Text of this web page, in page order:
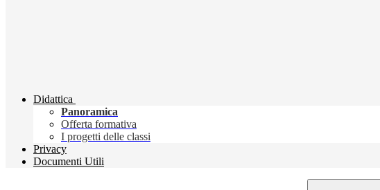
Didattica
Panoramica
Offerta formativa
I progetti delle classi
Privacy
Documenti Utili